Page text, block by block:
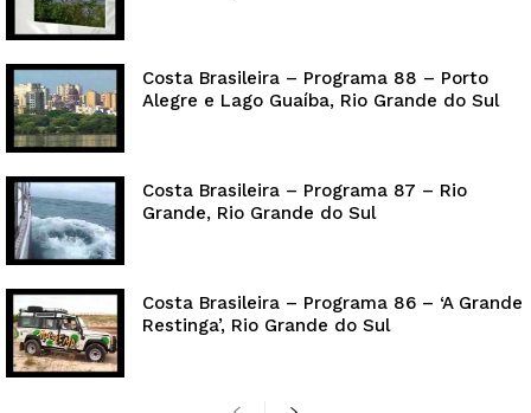
Costa Brasileira – Programa 88 – Porto
Alegre e Lago Guaíba, Rio Grande do Sul
Costa Brasileira – Programa 87 – Rio
Grande, Rio Grande do Sul
Costa Brasileira – Programa 86 – ‘A Grande
Restinga’, Rio Grande do Sul